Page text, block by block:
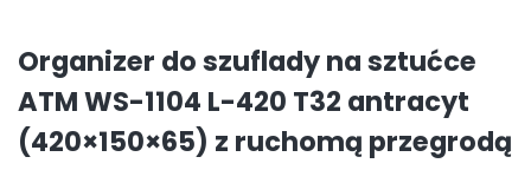
Organizer do szuflady na sztućce
ATM WS-1104 L-420 T32 antracyt
(420×150×65) z ruchomą przegrodą